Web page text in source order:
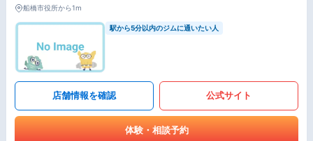
船橋市役所から1m
駅から5分以内のジムに通いたい人
店舗情報を確認 公式サイト
体験・相談予約